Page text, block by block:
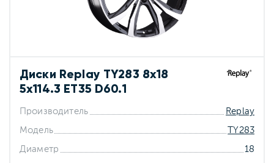
Диски Replay TY283 8x18
5x114.3 ET35 D60.1
Производитель Replay
Модель TY283
Диаметр 18